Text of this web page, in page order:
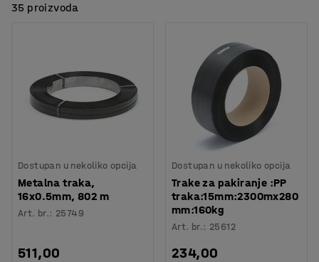
35 proizvoda
Dostupan u nekoliko opcija
Metalna traka,
16x0.5mm, 802 m
Art. br.: 25749
511,00
Dostupan u nekoliko opcija
Trake za pakiranje :PP
traka:15mm:2300mx280
mm:160kg
Art. br.: 25612
234,00